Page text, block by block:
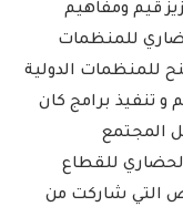
قيم ومفاهيم
للمنظمات
للمنظمات الدولية
تنفيذ برامج كان
المجتمع
الحضاري للقطاع
التي شاركت من